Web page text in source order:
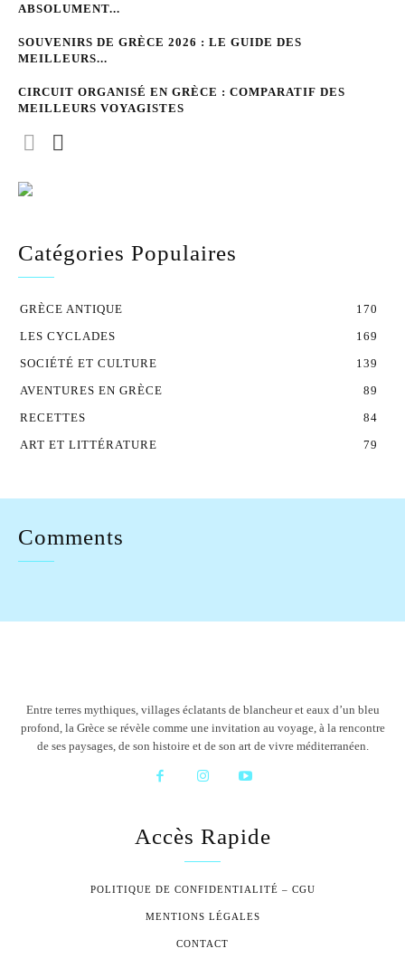
ABSOLUMENT...
SOUVENIRS DE GRÈCE 2026 : LE GUIDE DES
MEILLEURS...
CIRCUIT ORGANISÉ EN GRÈCE : COMPARATIF DES
MEILLEURS VOYAGISTES
Catégories Populaires
GRÈCE ANTIQUE
170
LES CYCLADES
169
SOCIÉTÉ ET CULTURE
139
AVENTURES EN GRÈCE
89
RECETTES
84
ART ET LITTÉRATURE
79
Comments
Entre terres mythiques, villages éclatants de blancheur et eaux d’un bleu
profond, la Grèce se révèle comme une invitation au voyage, à la rencontre
de ses paysages, de son histoire et de son art de vivre méditerranéen.
Accès Rapide
POLITIQUE DE CONFIDENTIALITÉ – CGU
MENTIONS LÉGALES
CONTACT